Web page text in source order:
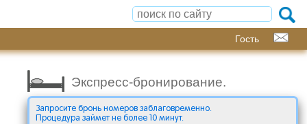
Гость
Экспресс-бронирование.
Запросите бронь номеров заблаговременно.
Процедура займет не более 10 минут.